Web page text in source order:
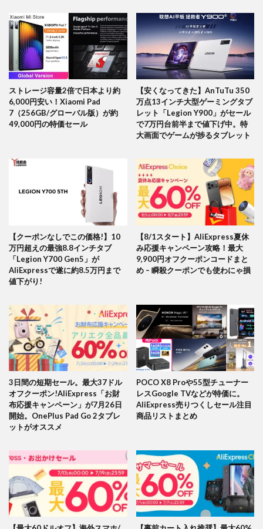
ストレージ容量2倍で日本より約
6,000円安い！Xiaomi Pad
7（256GB/グローバル版）が約
49,000円の特価セール
【安くなってきた】AnTuTu 350
万点13インチ大型ゲーミングタブ
レット「Legion Y900」がセール
で7万円台前半まで値下げ中。特
大画面でゲームが捗るタブレット
【クーポンなしでこの価格!】10
万円超えの最強8.8インチタブ
「Legion Y700 Gen5」が
AliExpressで遂に約8.5万円まで
値下がり!
【8/1スタート】AliExpress夏休
み応援キャンペーン攻略！最大
9,900円オフクーポンコードまと
め – 瞬殺クーポンでも使わにゃ損
3日間の短期セール。最大37ドル
オフクーポン!AliExpress「お財
布応援キャンペーン」が7月26日
開始。OnePlus Pad Go 2タブレ
ットがオススメ
POCO X8 Proや55型チューナー
レスGoogle TVなどが特価に。
AliExpress売りつくしセール注目
商品リストまとめ